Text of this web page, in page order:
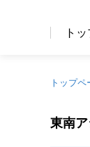
ト
トップペ
東南